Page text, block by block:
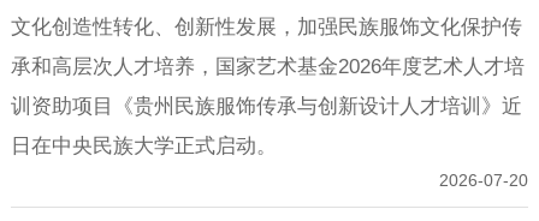
文化创造性转化、创新性发展，加强民族服饰文化保护传
承和高层次人才培养，国家艺术基金2026年度艺术人才培
训资助项目《贵州民族服饰传承与创新设计人才培训》近
日在中央民族大学正式启动。
2026-07-20